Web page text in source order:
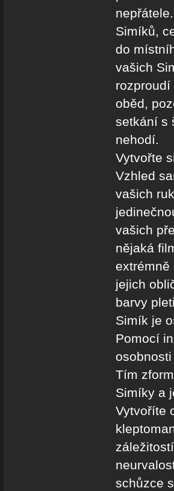
Simíků,
do
vašich
oběd,
setkání s
nehodí.
Vytvořte
Vzhled
vašich
vašich
nějaká
jejich
barvy
Simík je
Pomocí
Tím
Simíky a
Vytvoříte
schůzce